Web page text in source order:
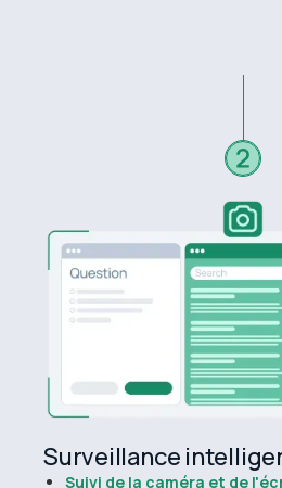
Surveillance
Suivi de la caméra et de